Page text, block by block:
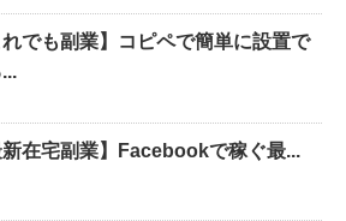
れでも副業】コピペで簡単に設置で
新在宅副業】Facebookで稼ぐ最...